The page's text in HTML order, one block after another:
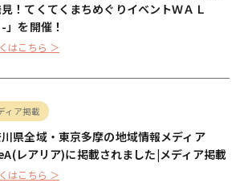
！てくてくまちめぐりイベントＷＡＬ
」を開催！
はこちら ＞
ィア掲載
県全域・東京多摩の地域情報メディア
レアリア)に掲載されました|メディア掲載
はこちら ＞